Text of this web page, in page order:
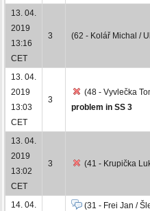
13. 04.
2019
13:16
CET
3 (62 - Kolář Michal /
13. 04.
2019
13:03
CET
3
(48 - Vyvlečka
problem in SS 3
13. 04.
2019
13:02
CET
3 (41 - Krupička
14. 04.
(31 - Frei Jan /